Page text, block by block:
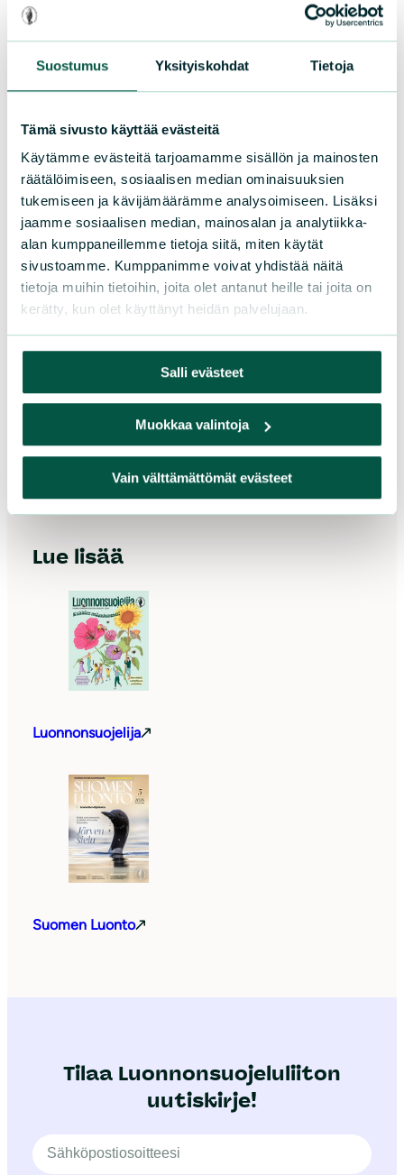
Suostumus Yksityiskohdat Tietoja
Tämä sivusto käyttää evästeitä
Käytämme evästeitä tarjoamamme sisällön ja mainosten
räätälöimiseen, sosiaalisen median ominaisuuksien
tukemiseen ja kävijämäärämme analysoimiseen. Lisäksi
jaamme sosiaalisen median, mainosalan ja analytiikka-
alan kumppaneillemme tietoja siitä, miten käytät
sivustoamme. Kumppanimme voivat yhdistää näitä
tietoja muihin tietoihin, joita olet antanut heille tai joita on
kerätty, kun olet käyttänyt heidän palvelujaan.
Salli evästeet
Muokkaa valintoja
Vain välttämättömät evästeet
Lahjoita
Tukijapalvelu
Pankkiohjeet
Oikopolut
Etusivu
Ajankohtaista
Tapahtumat
Avoimet työpaikat
Medialle
Luonnonsuojeluliitto Blueskyssa Luonnonsuojeluliitto Threadsissa
Lue lisää
Luonnonsuojelija
Suomen Luonto
Tilaa Luonnonsuojeluliiton
uutiskirje!